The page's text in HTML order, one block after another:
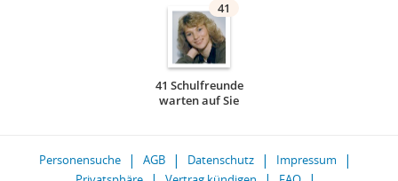
41
41 Schulfreunde
warten auf Sie
Personensuche AGB Datenschutz
Impressum